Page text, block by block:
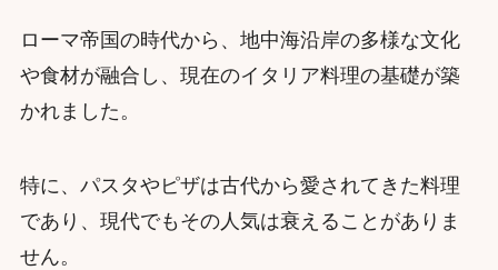
ローマ帝国の時代から、地中海沿岸の多様な文化
や食材が融合し、現在のイタリア料理の基礎が築
かれました。
特に、パスタやピザは古代から愛されてきた料理
であり、現代でもその人気は衰えることがありま
せん。